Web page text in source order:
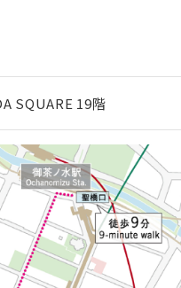
SQUARE 19階